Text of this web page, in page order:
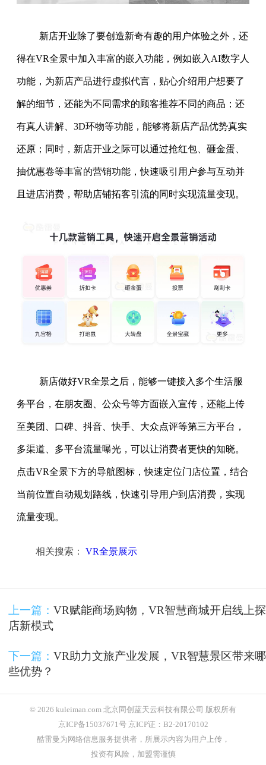
新店开业除了要创造新奇有趣的用户体验之外，还
得在VR全景中加入丰富的嵌入功能，例如嵌入AI数字人
功能，为新店产品进行虚拟代言，贴心介绍用户想要了
解的细节，还能为不同需求的顾客推荐不同的商品；还
有真人讲解、3D环物等功能，能够将新店产品优势真实
还原；同时，新店开业之际可以通过抢红包、砸金蛋、
抽优惠卷等丰富的营销功能，快速吸引用户参与互动并
且进店消费，帮助店铺拓客引流的同时实现流量变现。
新店做好VR全景之后，能够一键接入多个生活服
务平台，在朋友圈、公众号等方面嵌入宣传，还能上传
至美团、口碑、抖音、快手、大众点评等第三方平台，
多渠道、多平台流量曝光，可以让消费者更快的知晓。
点击VR全景下方的导航图标，快速定位门店位置，结合
当前位置自动规划路线，快速引导用户到店消费，实现
流量变现。
相关搜索： VR全景展示
上一篇： VR赋能商场购物，VR智慧商城开启线上探
店新模式
下一篇： VR助力文旅产业发展，VR智慧景区带来哪
些优势？
© 2026 kuleiman.com 北京同创蓝天云科技有限公司 版权所有
京ICP备15037671号 京ICP证：B2-20170102
酷雷曼为网络信息服务提供者，所展示内容为用户上传，
投资有风险，加盟需谨慎